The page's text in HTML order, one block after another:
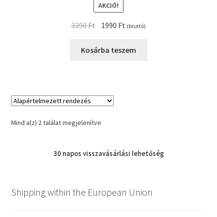
AKCIÓ!
3390Ft Original
was:
1990 Ft Current
is:
(bruttó)
Kosárba teszem
Mind a(z) 2 találat megjelenítve
30 napos visszavásárlási lehetőség
Shipping within the European Union